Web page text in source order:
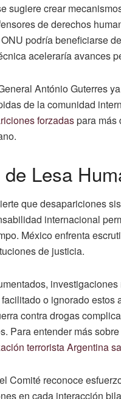
sugiere crear
de derechos
podría beneficiarse
aceleraría avances
António Guterres
de la comunidad
forzadaspara más
Lesa
que desapariciones
internacional
México enfrenta
de justicia.
o ignorado
contra drogas
Para entender más
terrorista Argentina
Comité reconoce
en cada interacción